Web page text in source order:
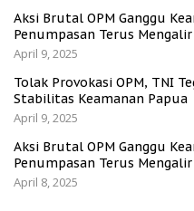
Aksi Brutal OPM Ganggu
Penumpasan Terus Mengalir
April 9, 2025
Tolak Provokasi OPM, TNI
Stabilitas Keamanan Papua
April 9, 2025
Aksi Brutal OPM Ganggu
Penumpasan Terus Mengalir
April 8, 2025